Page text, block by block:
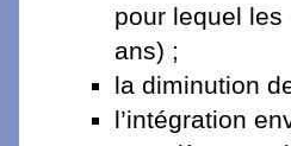
pour lequel les
ans) ;
la diminution
l’intégration